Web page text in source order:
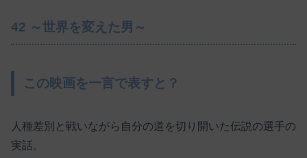
42 ～世界を変えた男～
この映画を一言で表すと？
人種差別と戦いながら自分の道を切り開いた伝説の選手の
実話。